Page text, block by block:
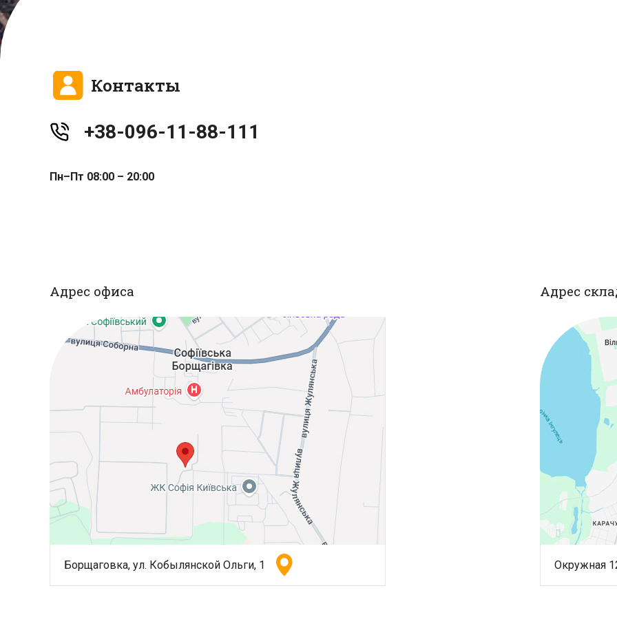
Контакты
+38-096-11-88-111
Пн–Пт 08:00 – 20:00
Адрес офиса
Борщаговка, ул. Кобылянской Ольги, 1
Адрес
Окружная